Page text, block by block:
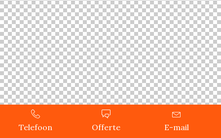
Telefoon Offerte E-mail